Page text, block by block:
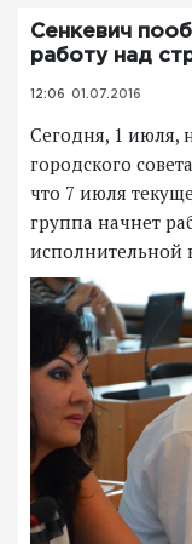
Сенкевич
работу над
12:06 01.07.2016
Сегодня, 1 июля,
городского
что 7 июля
группа начнет
исполнительной